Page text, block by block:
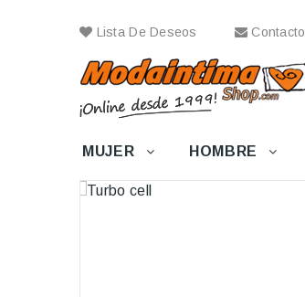
Lista De Deseos Contacto
MUJER HOMBRE